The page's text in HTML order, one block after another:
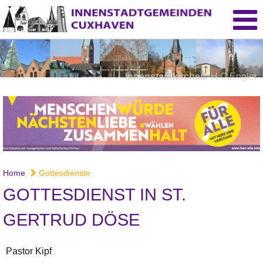
InnenstadtkirchenH.C.Engler
Home Gottesdienste
GOTTESDIENST IN ST.
GERTRUD DÖSE
Pastor Kipf